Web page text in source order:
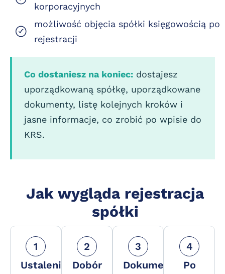
korporacyjnych
możliwość objęcia spółki księgowością po
rejestracji
Co dostaniesz na koniec: dostajesz
uporządkowaną spółkę, uporządkowane
dokumenty, listę kolejnych kroków i
jasne informacje, co zrobić po wpisie do
KRS.
Jak wygląda rejestracja
spółki
1
Ustalenia
2
Dobór
3
Dokumenty
4
Po